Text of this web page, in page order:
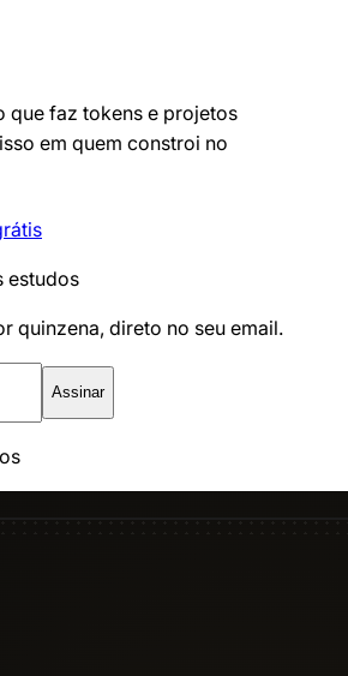
que faz tokens e projetos
em quem constroi no
estudos
quinzena, direto no seu email.
Assinar